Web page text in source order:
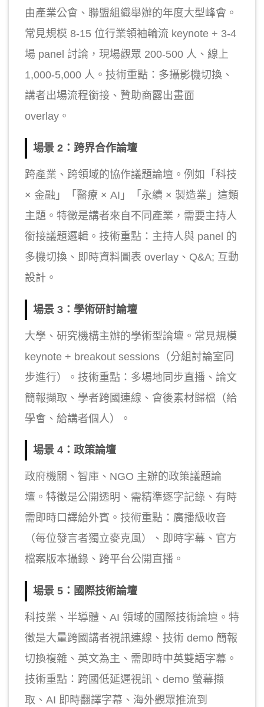
由產業公會、聯盟組織舉辦的年度大型峰會。
常見規模 8-15 位行業領袖輪流 keynote + 3-4
場 panel 討論，現場觀眾 200-500 人、線上
1,000-5,000 人。技術重點：多攝影機切換、
講者出場流程銜接、贊助商露出畫面
overlay。
場景 2：跨界合作論壇
跨產業、跨領域的協作議題論壇。例如「科技
× 金融」「醫療 × AI」「永續 × 製造業」這類
主題。特徵是講者來自不同產業，需要主持人
銜接議題邏輯。技術重點：主持人與 panel 的
多機切換、即時資料圖表 overlay、Q&A; 互動
設計。
場景 3：學術研討論壇
大學、研究機構主辦的學術型論壇。常見規模
keynote + breakout sessions（分組討論室同
步進行）。技術重點：多場地同步直播、論文
簡報擷取、學者跨國連線、會後素材歸檔（給
學會、給講者個人）。
場景 4：政策論壇
政府機關、智庫、NGO 主辦的政策議題論
壇。特徵是公開透明、需精準逐字記錄、有時
需即時口譯給外賓。技術重點：廣播級收音
（每位發言者獨立麥克風）、即時字幕、官方
檔案版本攝錄、跨平台公開直播。
場景 5：國際技術論壇
科技業、半導體、AI 領域的國際技術論壇。特
徵是大量跨國講者視訊連線、技術 demo 簡報
切換複雜、英文為主、需即時中英雙語字幕。
技術重點：跨國低延遲視訊、demo 螢幕擷
取、AI 即時翻譯字幕、海外觀眾推流到